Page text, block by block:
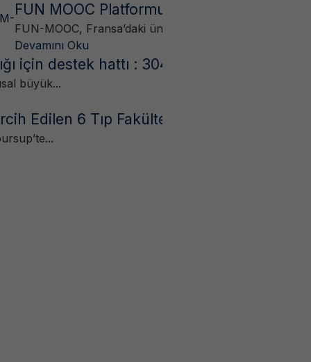
FUN MOOC Platformu, Campus France
FUN-MOOC, Fransa’daki üniversiteler,...
Devamını Oku
için destek hattı : 3040
büyük...
Edilen 6 Tıp Fakültesi